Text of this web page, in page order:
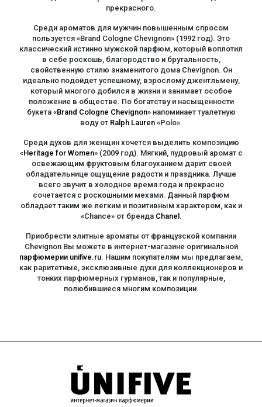
прекрасного.
Среди ароматов для мужчин повышенным спросом
пользуется «Brand Cologne Chevignon» (1992 год). Это
классический истинно мужской парфюм, который воплотил
в себе роскошь, благородство и брутальность,
свойственную стилю знаменитого дома Chevignon. Он
идеально подойдет успешному, взрослому джентльмену,
который многого добился в жизни и занимает особое
положение в обществе. По богатству и насыщенности
букета «Brand Cologne Chevignon» напоминает туалетную
воду от Ralph Lauren«Polo».
Среди духов для женщин хочется выделить композицию
«Heritage for Women» (2009 год). Мягкий, пудровый аромат с
освежающим фруктовым благоуханием дарит своей
обладательнице ощущение радости и праздника. Лучше
всего звучит в холодное время года и прекрасно
сочетается с роскошными мехами. Данный парфюм
обладает таким же легким и позитивным характером, как и
«Chance» от бренда Chanel.
Приобрести элитные ароматы от французской компании
Chevignon Вы можете в интернет-магазине оригинальной
парфюмерии unifive.ru. Нашим покупателям мы предлагаем,
как раритетные, эксклюзивные духи для коллекционеров и
тонких парфюмерных гурманов, так и популярные,
полюбившиеся многим композиции.